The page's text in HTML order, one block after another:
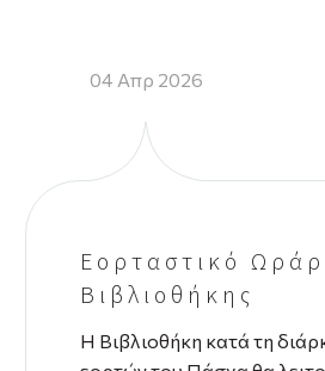
04 Απρ 2026
Εορταστικό
Βιβλιοθήκης
Η Βιβλιοθήκη κατά τη